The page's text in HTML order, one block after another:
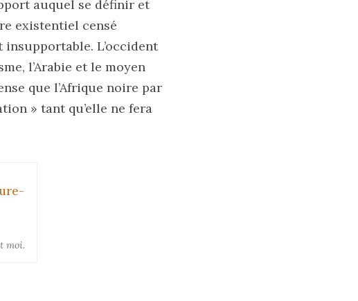
auquel se définir et
existentiel censé
L’occident
l’Arabie et le moyen
que l’Afrique noire par
» tant qu’elle ne fera
moi.